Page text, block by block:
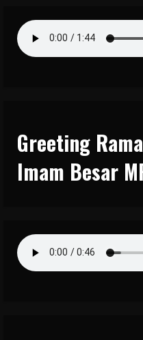
Greeting
Imam Besar